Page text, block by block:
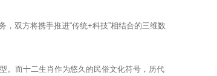
双方将携手推进“传统+科技”相结合的三维数
而十二生肖作为悠久的民俗文化符号，历代